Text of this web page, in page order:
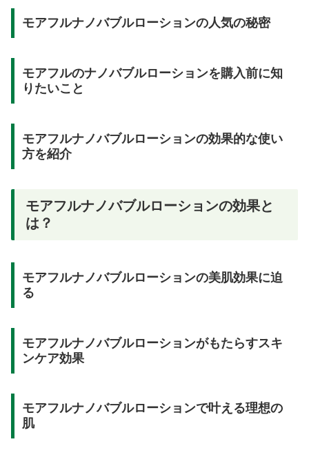
モアフルナノバブルローションの人気の秘密
モアフルのナノバブルローションを購入前に知
りたいこと
モアフルナノバブルローションの効果的な使い
方を紹介
モアフルナノバブルローションの効果と
は？
モアフルナノバブルローションの美肌効果に迫
る
モアフルナノバブルローションがもたらすスキ
ンケア効果
モアフルナノバブルローションで叶える理想の
肌